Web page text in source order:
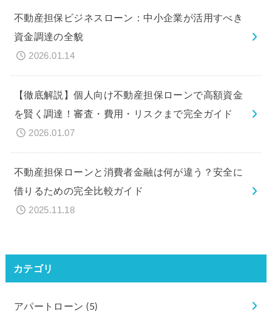
不動産担保ビジネスローン：中小企業が活用すべき
資金調達の全貌
2026.01.14
【徹底解説】個人向け不動産担保ローンで高額資金
を賢く調達！審査・費用・リスクまで完全ガイド
2026.01.07
不動産担保ローンと消費者金融は何が違う？安全に
借りるための完全比較ガイド
2025.11.18
カテゴリ
アパートローン(5)